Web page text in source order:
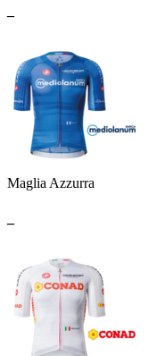
Maglia Azzurra